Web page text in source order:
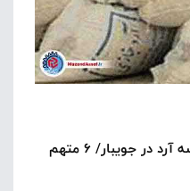
کشف انبار احتکار پنج هزار کیسه آرد در جویبار/ ۶ متهم